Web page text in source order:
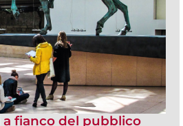
a fianco del pubblico